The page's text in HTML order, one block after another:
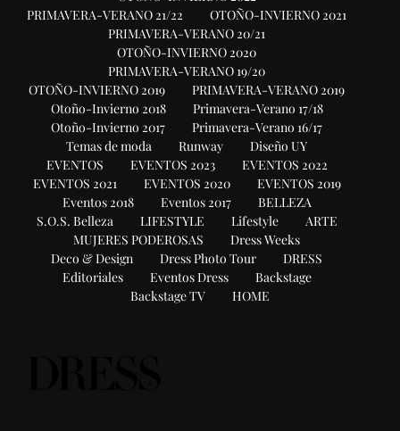
PRIMAVERA-VERANO 21/22
OTOÑO-INVIERNO 2021
PRIMAVERA-VERANO 20/21
OTOÑO-INVIERNO 2020
PRIMAVERA-VERANO 19/20
OTOÑO-INVIERNO 2019
PRIMAVERA-VERANO 2019
Otoño-Invierno 2018
Primavera-Verano 17/18
Otoño-Invierno 2017
Primavera-Verano 16/17
Temas de moda
Runway
Diseño UY
EVENTOS
EVENTOS 2023
EVENTOS 2022
EVENTOS 2021
EVENTOS 2020
EVENTOS 2019
Eventos 2018
Eventos 2017
BELLEZA
S.O.S. Belleza
LIFESTYLE Lifestyle
ARTE
MUJERES PODEROSAS
Dress Weeks
Deco & Design
Dress Photo Tour
DRESS
Editoriales
Eventos Dress
Backstage
Backstage TV
HOME